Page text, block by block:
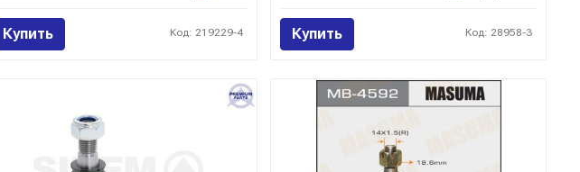
Купить Код: 219229-4 Купить Код: 28958-3